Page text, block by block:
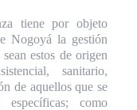
tiene por objeto
Nogoyá la gestión
estos de origen
sanitario,
de aquellos que se
específicas; como